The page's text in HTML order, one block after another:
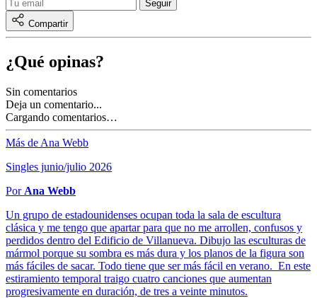
Compartir
¿Qué opinas?
Sin comentarios
Deja un comentario...
Cargando comentarios…
Más de Ana Webb
Singles junio/julio 2026
Por Ana Webb
Un grupo de estadounidenses ocupan toda la sala de escultura
clásica y me tengo que apartar para que no me arrollen, confusos y
perdidos dentro del Edificio de Villanueva. Dibujo las esculturas de
mármol porque su sombra es más dura y los planos de la figura son
más fáciles de sacar. Todo tiene que ser más fácil en verano. En este
estiramiento temporal traigo cuatro canciones que aumentan
progresivamente en duración, de tres a veinte minutos.